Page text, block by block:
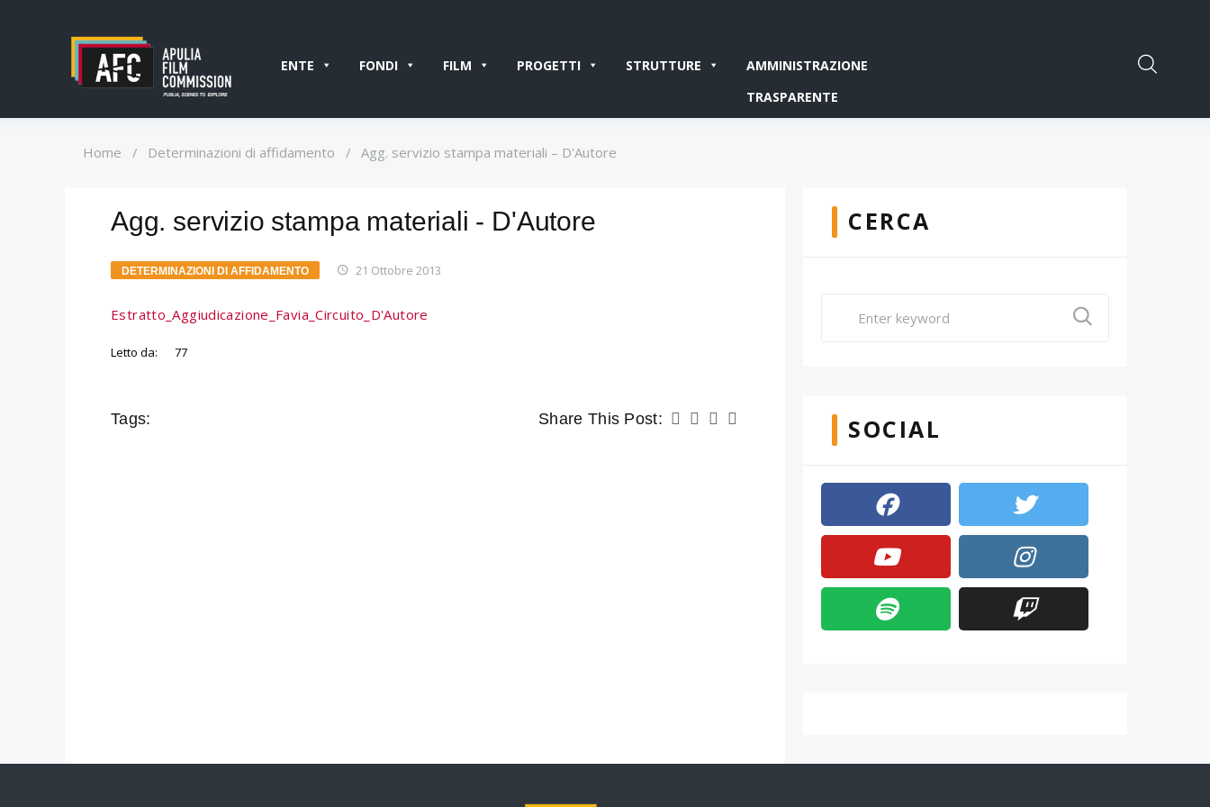
ENTE FONDI FILM PROGETTI STRUTTURE
AMMINISTRAZIONE
TRASPARENTE
Home / Determinazioni di affidamento / Agg. servizio stampa materiali – D'Autore
Agg. servizio stampa materiali - D'Autore
DETERMINAZIONI DI AFFIDAMENTO 21 Ottobre 2013
Estratto_Aggiudicazione_Favia_Circuito_D'Autore
Letto da: 77
Tags: Share This Post:
CERCA
SOCIAL